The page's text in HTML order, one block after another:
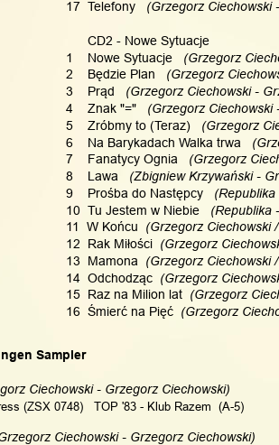
17  Telefony
(Grzegorz Ciechowski
      CD2 - Nowe Sytuacje
1    Nowe Sytuacje
(Grzegorz
2    Będzie Plan
(Grzegorz
3    Prąd
(Grzegorz Ciechowski -
4    Znak "="
(Grzegorz Ciechowski
5    Zróbmy to (Teraz)
(Grzegorz
6    Na Barykadach Walka trwa
7    Fanatycy Ognia
(Grzegorz
8    Lawa
(Zbigniew Krzywański -
9    Prośba do Następcy
10  Tu Jestem w Niebie
(Republika
11  W Końcu
(Grzegorz Ciechowski
12  Rak Miłości
(Grzegorz
13  Mamona
(Grzegorz Ciechowski
14  Odchodząc
(Grzegorz
15  Raz na Milion lat
(Grzegorz
16  Śmierć na Pięć
(Grzegorz
Sampler
Ciechowski - Grzegorz Ciechowski)
(ZSX 0748)   TOP '83 - Klub Razem  (A-5)
Ciechowski - Grzegorz Ciechowski)